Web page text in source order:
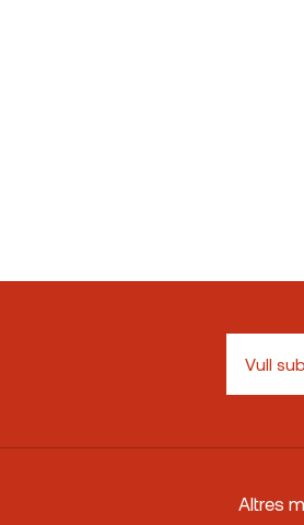
Vull
Altres